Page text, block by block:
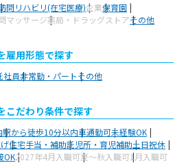
問リハビリ(在宅医療)企業保育園
マッサージ薬局・ドラッグストアその他
雇用形態で探す
社員非常勤・パートその他
こだわり条件で探す
駅から徒歩10分以内車通勤可未経験OK
住宅手当・補助託児所・育児補助土日祝休
OK2027年4月入職可夏～秋入職可1月入職可